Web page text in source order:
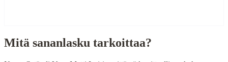
Learning Finnish language through proverbs
Mitä sananlasku tarkoittaa?